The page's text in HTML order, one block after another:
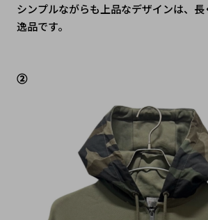
シンプルながらも上品なデザインは、
逸品です。
②